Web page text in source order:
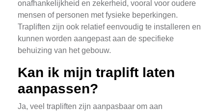
onafhankelijkheid en zekerheid, vooral voor oudere
mensen of personen met fysieke beperkingen.
Trapliften zijn ook relatief eenvoudig te installeren en
kunnen worden aangepast aan de specifieke
behuizing van het gebouw.
Kan ik mijn traplift laten
aanpassen?
Ja, veel trapliften zijn aanpasbaar om aan